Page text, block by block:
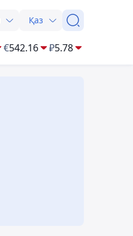
Қаз
€542.16 ₽5.78